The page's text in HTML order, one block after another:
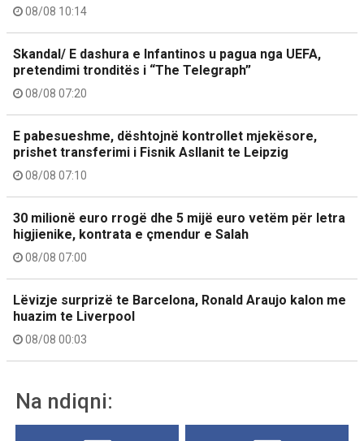
08/08 10:14
Skandal/ E dashura e Infantinos u pagua nga UEFA,
pretendimi tronditës i “The Telegraph”
08/08 07:20
E pabesueshme, dështojnë kontrollet mjekësore,
prishet transferimi i Fisnik Asllanit te Leipzig
08/08 07:10
30 milionë euro rrogë dhe 5 mijë euro vetëm për letra
higjienike, kontrata e çmendur e Salah
08/08 07:00
Lëvizje surprizë te Barcelona, Ronald Araujo kalon me
huazim te Liverpool
08/08 00:03
Na ndiqni: